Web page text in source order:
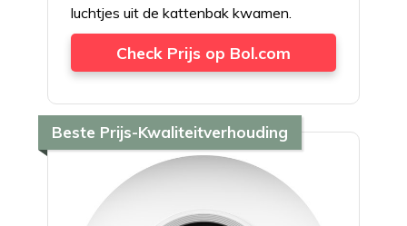
luchtjes uit de kattenbak kwamen.
Check Prijs op Bol.com
Beste Prijs-Kwaliteitverhouding